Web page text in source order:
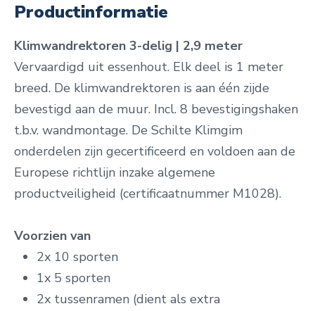
Productinformatie
Klimwandrektoren 3-delig | 2,9 meter
Vervaardigd uit essenhout. Elk deel is 1 meter
breed. De klimwandrektoren is aan één zijde
bevestigd aan de muur. Incl. 8 bevestigingshaken
t.b.v. wandmontage. De Schilte Klimgim
onderdelen zijn gecertificeerd en voldoen aan de
Europese richtlijn inzake algemene
productveiligheid (certificaatnummer M1028).
Voorzien van
2x 10 sporten
1x 5 sporten
2x tussenramen (dient als extra